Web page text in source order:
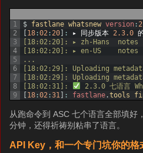
1
2
3
4
5
6
7
8
9
$ fastlane whatsnew version :
18:02: 20 : ▸ 同步版本 2.3.0
[18:02:20]: ▸ zh-Hans  notes
[18:02:20]: ▸ en-US    notes
...
[18:02:29]: Uploading
[18:02:29]: Uploading
[18:02:31]:
2.3.0 七语言
18 :02 :31 : fastlane.tools
从跑命令到 ASC 七个语言全部填好
分钟，还得祈祷别粘串了语言。
API Key，和一个专门坑你的格